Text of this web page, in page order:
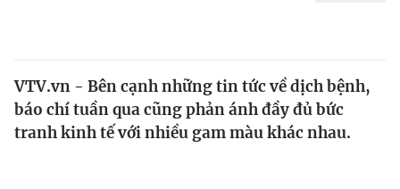
Thế giới
VTV.vn - Bên cạnh những tin tức về dịch bệnh,
báo chí tuần qua cũng phản ánh đầy đủ bức
tranh kinh tế với nhiều gam màu khác nhau.